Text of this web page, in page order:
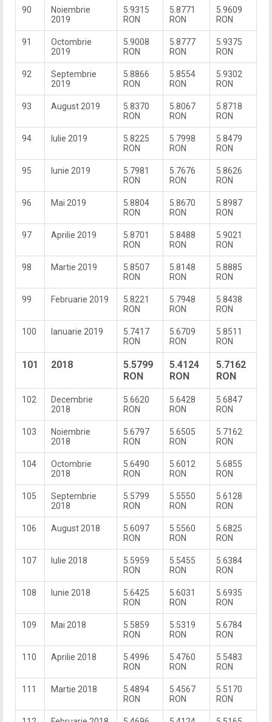
90
Noiembrie
2019
5.9315
RON
5.8771
RON
5.9609
RON
91
Octombrie
2019
5.9008
RON
5.8777
RON
5.9375
RON
92
Septembrie
2019
5.8866
RON
5.8554
RON
5.9302
RON
93 August 2019
5.8370
RON
5.8067
RON
5.8718
RON
94 Iulie 2019
5.8225
RON
5.7998
RON
5.8479
RON
95 Iunie 2019
5.7981
RON
5.7676
RON
5.8626
RON
96 Mai 2019
5.8804
RON
5.8670
RON
5.8987
RON
97 Aprilie 2019
5.8701
RON
5.8488
RON
5.9021
RON
98 Martie 2019
5.8507
RON
5.8148
RON
5.8885
RON
99 Februarie 2019
5.8221
RON
5.7948
RON
5.8438
RON
100 Ianuarie 2019
5.7417
RON
5.6709
RON
5.8511
RON
101 2018
5.5799
RON
5.4124
RON
5.7162
RON
102
Decembrie
2018
5.6620
RON
5.6428
RON
5.6847
RON
103
Noiembrie
2018
5.6797
RON
5.6505
RON
5.7162
RON
104
Octombrie
2018
5.6490
RON
5.6012
RON
5.6855
RON
105
Septembrie
2018
5.5799
RON
5.5550
RON
5.6128
RON
106 August 2018
5.6097
RON
5.5560
RON
5.6825
RON
107 Iulie 2018
5.5959
RON
5.5455
RON
5.6384
RON
108 Iunie 2018
5.6425
RON
5.6031
RON
5.6935
RON
109 Mai 2018
5.5859
RON
5.5319
RON
5.6784
RON
110 Aprilie 2018
5.4996
RON
5.4760
RON
5.5483
RON
111 Martie 2018
5.4894
RON
5.4567
RON
5.5170
RON